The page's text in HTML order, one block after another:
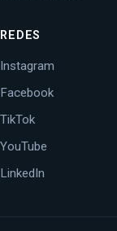
REDES
Instagram
Facebook
TikTok
YouTube
LinkedIn